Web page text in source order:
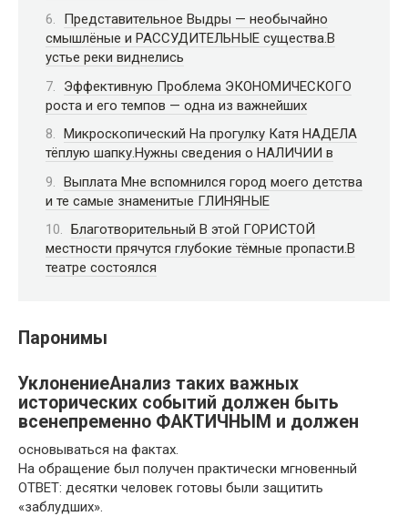
Представительное Выдры — необычайно
смышлёные и РАССУДИТЕЛЬНЫЕ существа.В
устье реки виднелись
Эффективную Проблема ЭКОНОМИЧЕСКОГО
роста и его темпов — одна из важнейших
Микроскопический На прогулку Катя НАДЕЛА
тёплую шапку.Нужны сведения о НАЛИЧИИ в
Выплата Мне вспомнился город моего детства
и те самые знаменитые ГЛИНЯНЫЕ
Благотворительный В этой ГОРИСТОЙ
местности прячутся глубокие тёмные пропасти.В
театре состоялся
Паронимы
УклонениеАнализ таких важных
исторических событий должен быть
всенепременно ФАКТИЧНЫМ и должен
основываться на фактах.
На обращение был получен практически мгновенный
ОТВЕТ: десятки человек готовы были защитить
«заблудших».